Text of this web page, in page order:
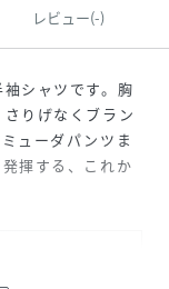
レビュー(-)
シャツです。胸
りげなくブラン
ューダパンツま
揮する、これか